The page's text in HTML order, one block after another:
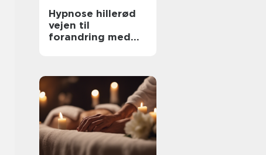
Hypnose hillerød
vejen til
forandring med